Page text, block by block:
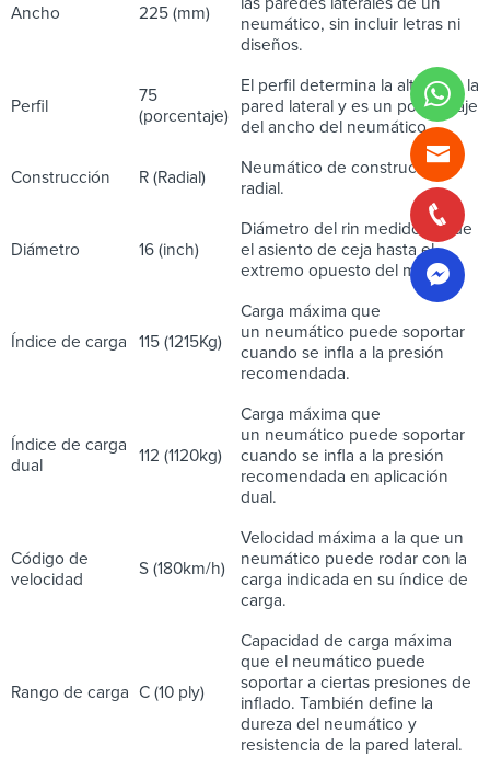
Ancho 225 (mm)
neumático, sin incluir letras ni
diseños.
Perfil
75
(porcentaje)
El perfil determina la altura de la
pared lateral y es un porcentaje
del ancho del neumático.
Construcción R (Radial)
Neumático de construcción
radial.
Diámetro 16 (inch)
Diámetro del rin medido desde
el asiento de ceja hasta el
extremo opuesto del mismo.
Índice de carga 115 (1215Kg)
Carga máxima que
un neumático puede soportar
cuando se infla a la presión
recomendada.
Índice de carga
dual
112 (1120kg)
Carga máxima que
un neumático puede soportar
cuando se infla a la presión
recomendada en aplicación
dual.
Código de
velocidad
S (180km/h)
Velocidad máxima a la que un
neumático puede rodar con la
carga indicada en su índice de
carga.
Rango de carga C (10 ply)
Capacidad de carga máxima
que el neumático puede
soportar a ciertas presiones de
inflado. También define la
dureza del neumático y
resistencia de la pared lateral.